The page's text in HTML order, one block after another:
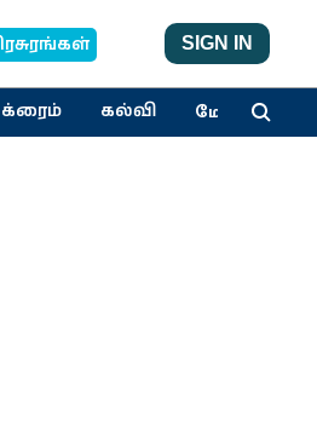
SIGN IN
க்ரைம் கல்வி மேலும்